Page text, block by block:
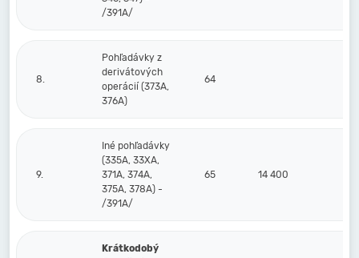
/391A/
8.
Pohľadávky z
derivátových
operácií (373A,
376A)
64
9.
Iné pohľadávky
(335A, 33XA,
371A, 374A,
375A, 378A) -
/391A/
65 14 400
Krátkodobý